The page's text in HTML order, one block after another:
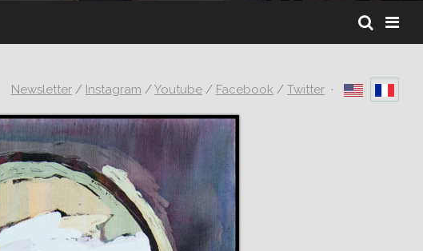
Newsletter / Instagram /Youtube / Facebook / Twitter ·